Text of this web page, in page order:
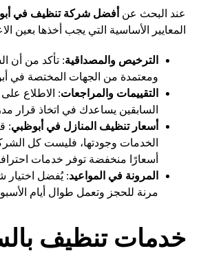
عند البحث عن أفضل شركة تنظيف في
المعايير الأساسية التي يجب أخذها بعين
الترخيص والمصداقية: تأكد من أن
ومعتمدة من الجهات المختصة في
التقييمات والمراجعات: الاطلاع
السابقين يساعدك في اتخاذ قرار
أسعار تنظيف المنازل في أبوظبي:
الخدمات وجودتها، فليست كل
أسعارًا منخفضة توفر خدمات
المرونة في المواعيد: يُفضل اختيار
مرنة للحجز وتعمل طوال أيام
خدمات تنظيف